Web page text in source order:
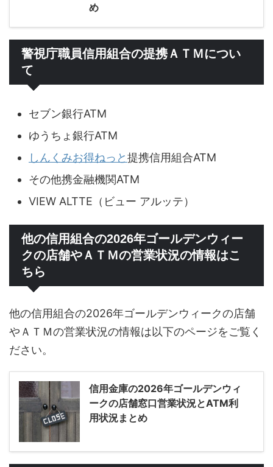
め
警視庁職員信用組合の提携ＡＴＭについ
て
セブン銀行ATM
ゆうちょ銀行ATM
しんくみお得ねっと提携信用組合ATM
その他携金融機関ATM
VIEW ALTTE（ビュー アルッテ）
他の信用組合の2026年ゴールデンウィー
クの店舗やＡＴＭの営業状況の情報はこ
ちら
他の信用組合の2026年ゴールデンウィークの店舗
やＡＴＭの営業状況の情報は以下のページをご覧く
ださい。
信用金庫の2026年ゴールデンウィ
ークの店舗窓口営業状況とATM利
用状況まとめ